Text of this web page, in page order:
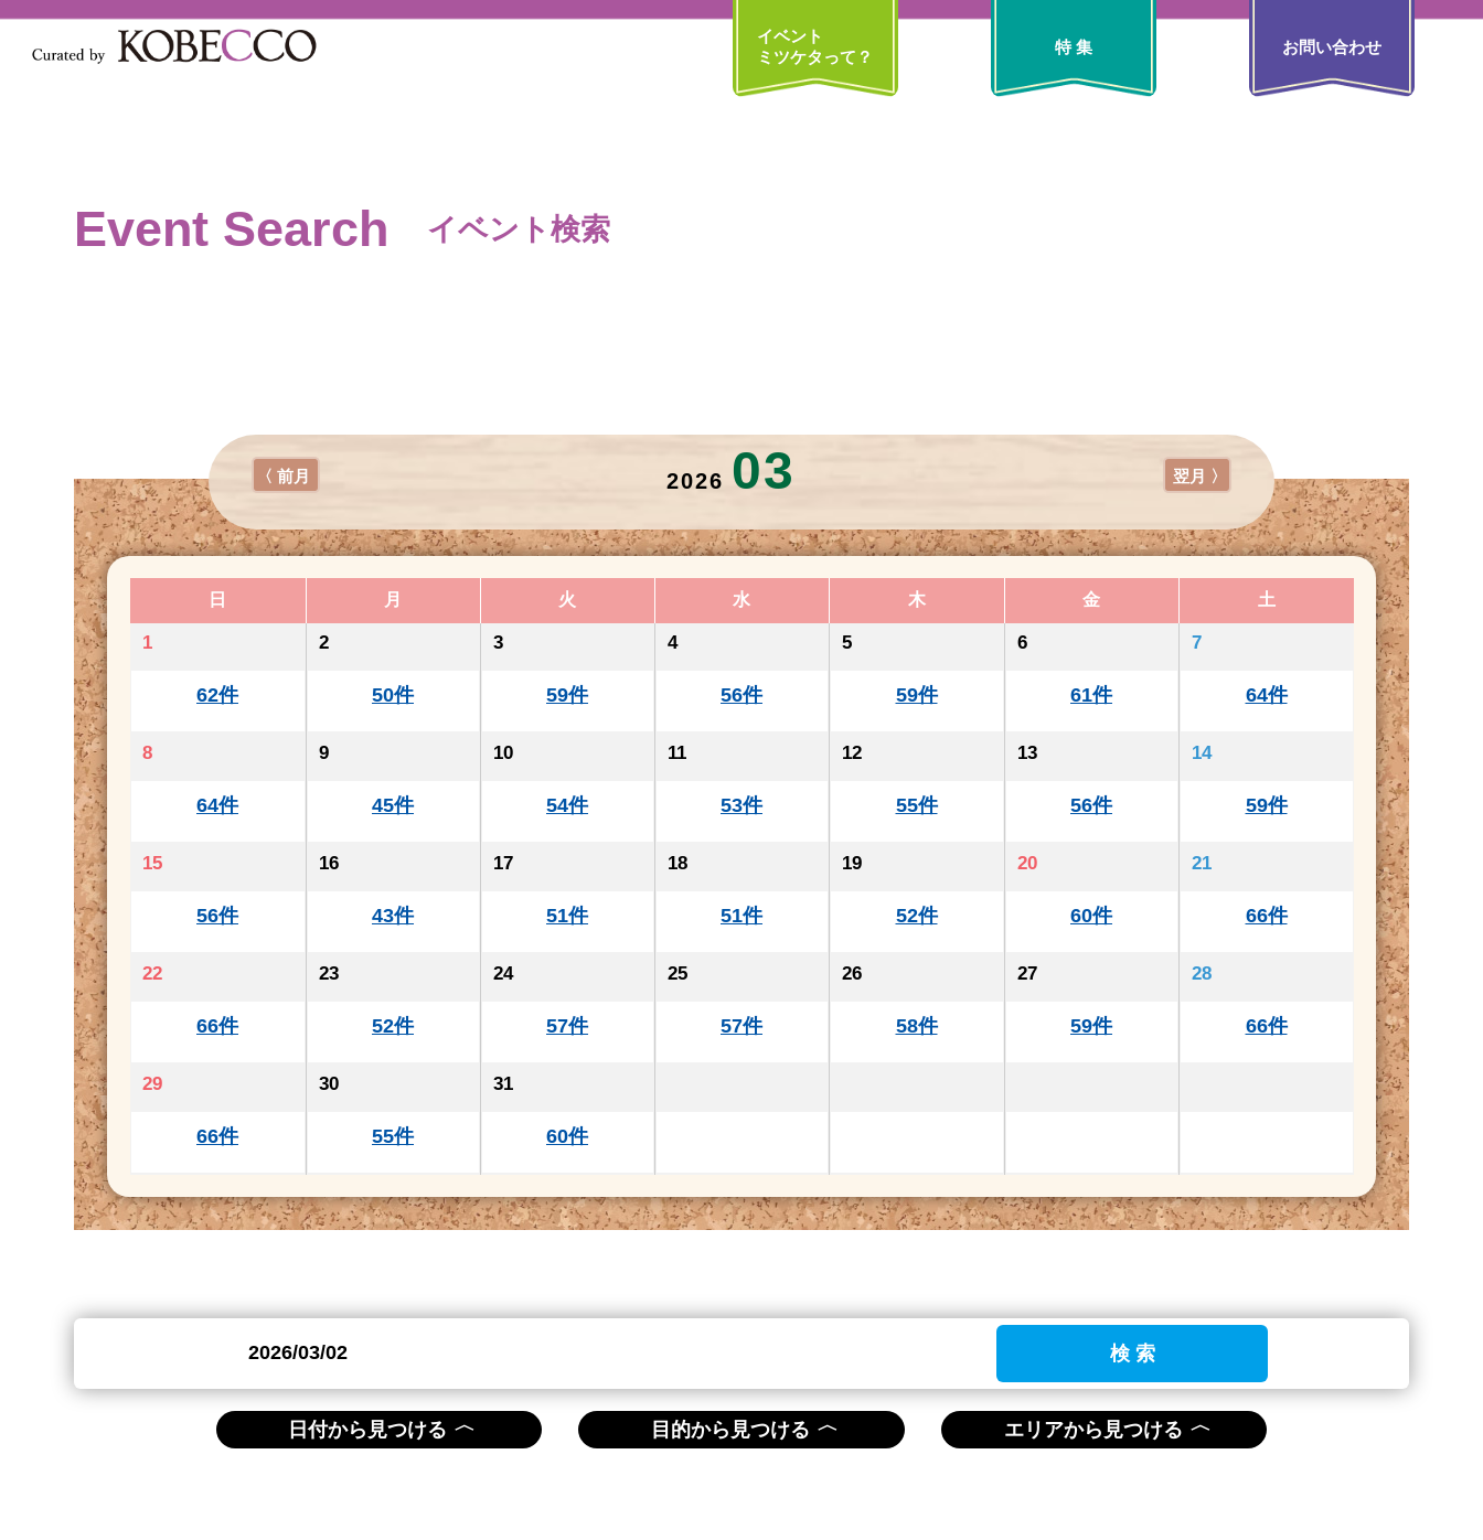
イベント
ミツケタって？
特 集 お問い合わせ
Event Search イベント検索
2026 03
〈 前月 翌月 〉
日 月 火 水 木 金 土
1
62件
2
50件
3
59件
4
56件
5
59件
6
61件
7
64件
8
64件
9
45件
10
54件
11
53件
12
55件
13
56件
14
59件
15
56件
16
43件
17
51件
18
51件
19
52件
20
60件
21
66件
22
66件
23
52件
24
57件
25
57件
26
58件
27
59件
28
66件
29
66件
30
55件
31
60件
検 索
日付から見つける 〈 目的から見つける 〈 エリアから見つける 〈